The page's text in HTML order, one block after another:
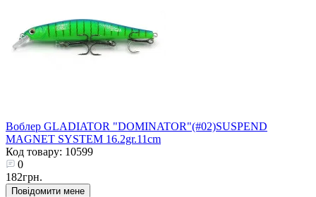
Воблер GLADIATOR "DOMINATOR"(#02)SUSPEND
MAGNET SYSTEM 16.2gr.11cm
Код товару: 10599
0
182грн.
Повідомити мене